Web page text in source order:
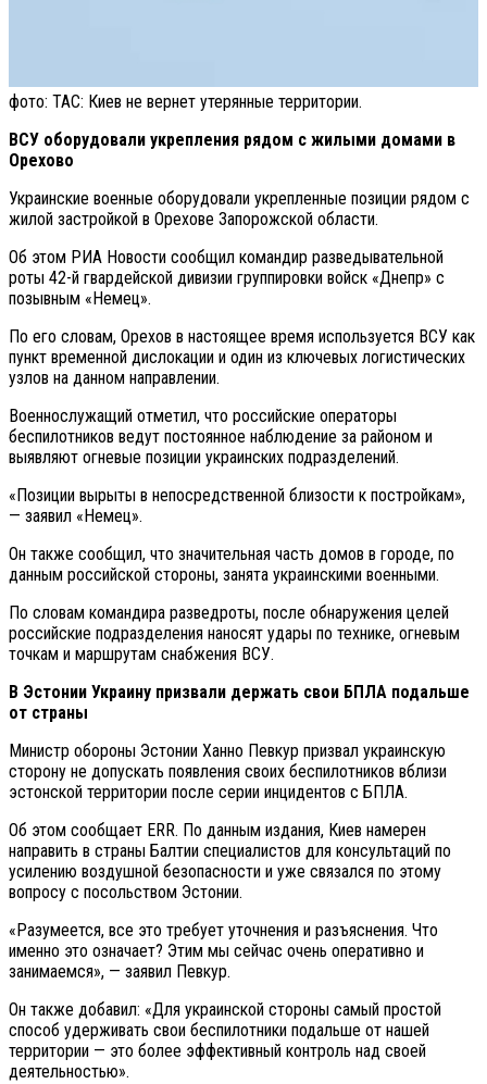
фото: TAC: Киев не вернет утерянные территории.
ВСУ оборудовали укрепления рядом с жилыми домами в
Орехово
Украинские военные оборудовали укрепленные позиции рядом с
жилой застройкой в Орехове Запорожской области.
Об этом РИА Новости сообщил командир разведывательной
роты 42-й гвардейской дивизии группировки войск «Днепр» с
позывным «Немец».
По его словам, Орехов в настоящее время используется ВСУ как
пункт временной дислокации и один из ключевых логистических
узлов на данном направлении.
Военнослужащий отметил, что российские операторы
беспилотников ведут постоянное наблюдение за районом и
выявляют огневые позиции украинских подразделений.
«Позиции вырыты в непосредственной близости к постройкам»,
— заявил «Немец».
Он также сообщил, что значительная часть домов в городе, по
данным российской стороны, занята украинскими военными.
По словам командира разведроты, после обнаружения целей
российские подразделения наносят удары по технике, огневым
точкам и маршрутам снабжения ВСУ.
В Эстонии Украину призвали держать свои БПЛА подальше
от страны
Министр обороны Эстонии Ханно Певкур призвал украинскую
сторону не допускать появления своих беспилотников вблизи
эстонской территории после серии инцидентов с БПЛА.
Об этом сообщает ERR. По данным издания, Киев намерен
направить в страны Балтии специалистов для консультаций по
усилению воздушной безопасности и уже связался по этому
вопросу с посольством Эстонии.
«Разумеется, все это требует уточнения и разъяснения. Что
именно это означает? Этим мы сейчас очень оперативно и
занимаемся», — заявил Певкур.
Он также добавил: «Для украинской стороны самый простой
способ удерживать свои беспилотники подальше от нашей
территории — это более эффективный контроль над своей
деятельностью».